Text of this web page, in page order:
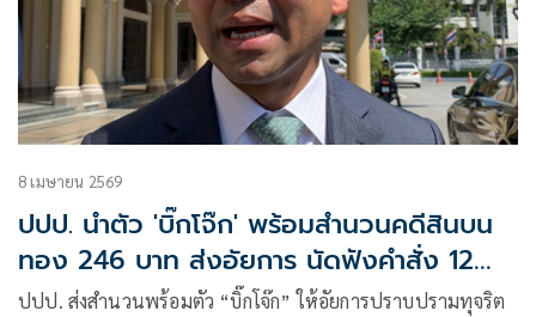
8 เมษายน 2569
ปปป. นำตัว 'บิ๊กโจ๊ก' พร้อมสำนวนคดีสินบน
ทอง 246 บาท ส่งอัยการ นัดฟังคำสั่ง 12
พ.ค.
ปปป. ส่งสำนวนพร้อมตัว “บิ๊กโจ๊ก” ให้อัยการปราบปรามทุจริต